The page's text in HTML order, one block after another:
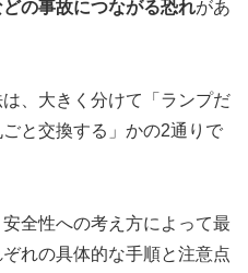
の事故につながる恐れがあ
、大きく分けて「ランプだ
と交換する」かの2通りで
全性への考え方によって最
れの具体的な手順と注意点